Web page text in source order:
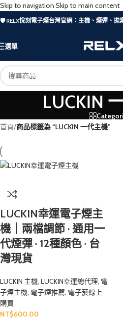
Skip to navigation Skip to main content
🛡️ RELX悅刻電子煙台灣官網：主機、煙彈、拋
選單
LUCKIN
首頁/商品標籤為 “LUCKIN 一代主機”
LUCKIN幸運電子煙主
機｜兩檔調節 · 通用一
代煙彈 · 12種顏色 · 台
灣現貨
LUCKIN 主機 LUCKIN幸運總代理 電
子煙主機 電子煙推薦 電子菸線上
購買
NT$600.00